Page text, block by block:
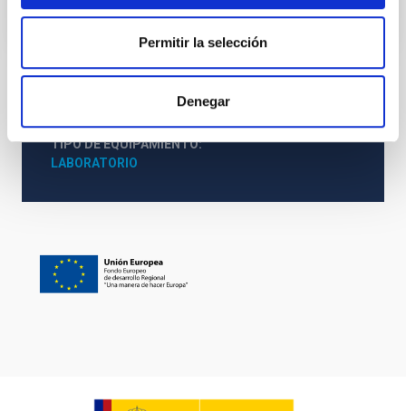
Permitir la selección
Denegar
TIPO DE EQUIPAMIENTO
LABORATORIO